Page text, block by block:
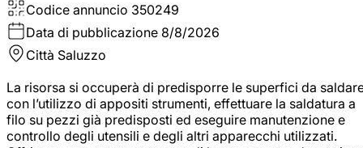
Codice annuncio 350249
Data di pubblicazione 8/8/2026
Città Saluzzo
La risorsa si occuperà di predisporre le superfici da
con l’utilizzo di appositi strumenti, effettuare la saldatura a
filo su pezzi già predisposti ed eseguire manutenzione e
controllo degli utensili e degli altri apparecchi utilizzati.